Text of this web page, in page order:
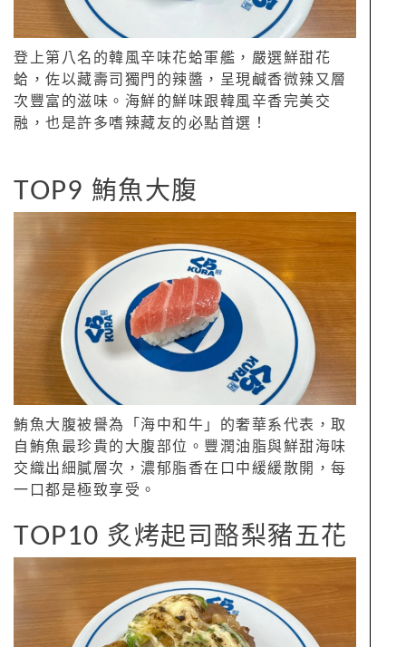
登上第八名的韓風辛味花蛤軍艦，嚴選鮮甜花
蛤，佐以藏壽司獨門的辣醬，呈現鹹香微辣又層
次豐富的滋味。海鮮的鮮味跟韓風辛香完美交
融，也是許多嗜辣藏友的必點首選！
TOP9 鮪魚大腹
鮪魚大腹被譽為「海中和牛」的奢華系代表，取
自鮪魚最珍貴的大腹部位。豐潤油脂與鮮甜海味
交織出細膩層次，濃郁脂香在口中緩緩散開，每
一口都是極致享受。
TOP10 炙烤起司酪梨豬五花